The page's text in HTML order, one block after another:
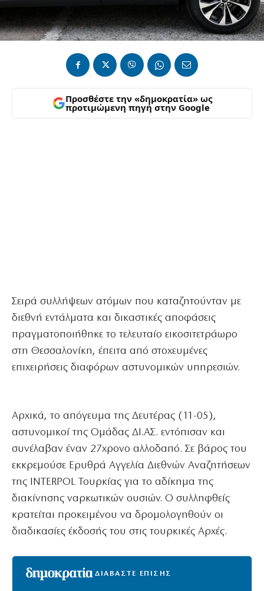
Προσθέστε την «δημοκρατία» ως
προτιμώμενη πηγή στην Google
Σειρά συλλήψεων ατόμων που καταζητούνταν με
διεθνή εντάλματα και δικαστικές αποφάσεις
πραγματοποιήθηκε το τελευταίο εικοσιτετράωρο
στη Θεσσαλονίκη, έπειτα από στοχευμένες
επιχειρήσεις διαφόρων αστυνομικών υπηρεσιών.
Αρχικά, το απόγευμα της Δευτέρας (11-05),
αστυνομικοί της Ομάδας ΔΙ.ΑΣ. εντόπισαν και
συνέλαβαν έναν 27χρονο αλλοδαπό. Σε βάρος του
εκκρεμούσε Ερυθρά Αγγελία Διεθνών Αναζητήσεων
της INTERPOL Τουρκίας για το αδίκημα της
διακίνησης ναρκωτικών ουσιών. Ο συλληφθείς
κρατείται προκειμένου να δρομολογηθούν οι
διαδικασίες έκδοσής του στις τουρκικές Αρχές.
ΔΙΑΒΑΣΤΕ ΕΠΙΣΗΣ